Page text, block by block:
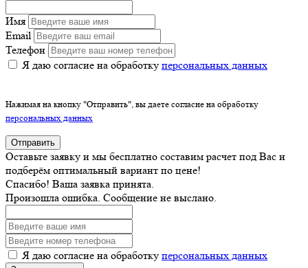
Имя
Email
Телефон
Я даю согласие на обработку персональных данных
Нажимая на кнопку "Отправить", вы даете согласие на обработку
персональных данных
Отправить
Оставьте заявку и мы бесплатно составим расчет под Вас и
подберём оптимальный вариант по цене!
Спасибо! Ваша заявка принята.
Произошла ошибка. Сообщение не выслано.
Я даю согласие на обработку персональных данных